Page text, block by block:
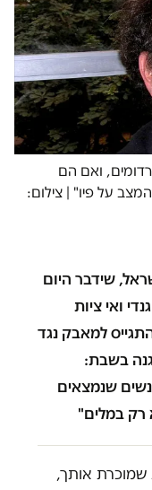
ואם הם
על פיו" | צילום:
שידבר היום
ואי ציות
למאבק נגד
בשבת:
שנמצאים
רק במלים"
שמוכרת אותך,